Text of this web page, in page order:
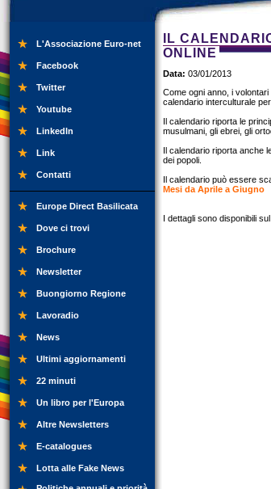
L'Associazione Euro-net
Facebook
Twitter
Youtube
LinkedIn
Link
Contatti
Europe Direct Basilicata
Dove ci trovi
Brochure
Newsletter
Buongiorno Regione
Lavoradio
News
Ultimi aggiornamenti
22 minuti
Un libro per l'Europa
Altre Newsletters
E-catalogues
Lotta alle Fake News
IL
ONLINE
Data: 03/01/2013
Come ogni anno, i
calendario interculturale
Il calendario riporta le
musulmani, gli ebrei, gli
Il calendario riporta anche
dei popoli.
Il calendario può essere
Mesi da Aprile a Giugno
I dettagli sono disponibili